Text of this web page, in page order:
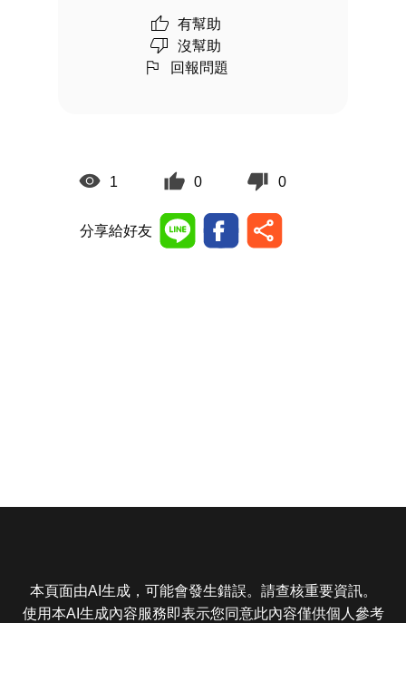
有幫助
沒幫助
回報問題
1 0 0
分享給好友
本頁面由AI生成，可能會發生錯誤。請查核重要資訊。
使用本AI生成內容服務即表示您同意此內容僅供個人參考